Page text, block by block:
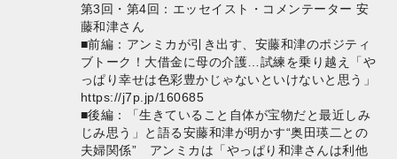
第3回・第4回：エッセイスト・コメンテーター 安
藤和津さん
■前編：アンミカが引き出す、安藤和津のポジティ
ブトーク！大借金に母の介護…試練を乗り越え「や
っぱり幸せは色彩豊かじゃないといけないと思う」
https://j7p.jp/160685
■後編：「生きていること自体が宝物だと最近しみ
じみ思う」と語る安藤和津が明かす“奥田瑛二との
夫婦関係” アンミカは「やっぱり和津さんは利他